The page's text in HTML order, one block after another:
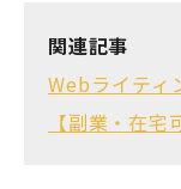
関連記事
Webライティ
【副業・在宅